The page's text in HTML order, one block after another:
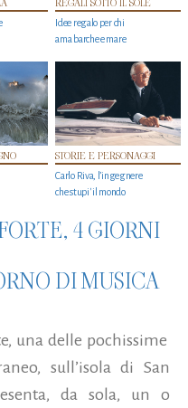
REGALI SOTTO IL SOLE
Idee regalo per chi
ama barche e mare
STORIE E PERSONAGGI
Carlo Riva, l’ingegnere
che stupi' il mondo
4 GIORNI
DI MUSICA
una delle pochissime
sull’isola di San
da sola, un o